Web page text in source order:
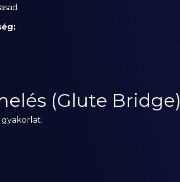
(Glute Bridge)